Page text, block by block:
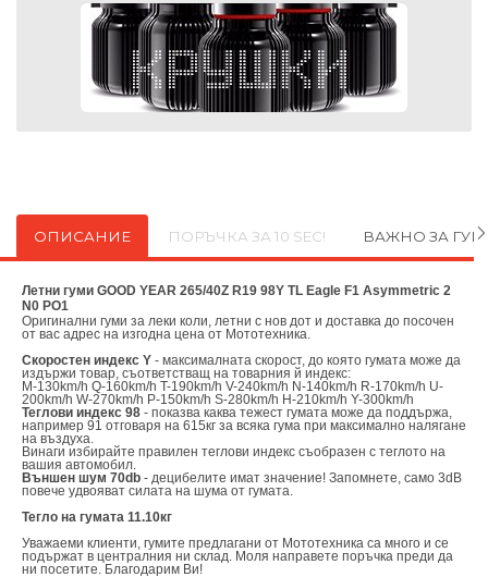
ОПИСАНИЕ ПОРЪЧКА ЗА 10 SEC! ВАЖНО ЗА
Летни гуми GOOD YEAR 265/40Z R19 98Y TL Eagle F1 Asymmetric 2
N0 PO1
Оригинални гуми за леки коли, летни с нов дот и доставка до посочен
от вас адрес на изгодна цена от Мототехника.
Скоростен индекс Y - максималната скорост, до която гумата може да
издържи товар, съответстващ на товарния й индекс:
M-130km/h Q-160km/h T-190km/h V-240km/h N-140km/h R-170km/h U-
200km/h W-270km/h P-150km/h S-280km/h H-210km/h Y-300km/h
Теглови индекс 98 - показва каква тежест гумата може да поддържа,
например 91 отговаря на 615кг за всяка гума при максимално налягане
на въздуха.
Винаги избирайте правилен теглови индекс съобразен с теглото на
вашия автомобил.
Външен шум 70db - децибелите имат значение! Запомнете, само 3dB
повече удвояват силата на шума от гумата.
Тегло на гумата 11.10кг
Уважаеми клиенти, гумите предлагани от Мототехника са много и се
подържат в централния ни склад. Моля направете поръчка преди да
ни посетите. Благодарим Ви!